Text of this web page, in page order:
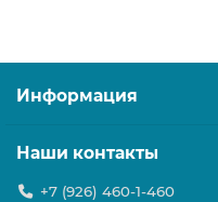
Информация
Наши контакты
+7 (926) 460-1-460